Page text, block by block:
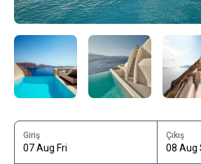
Giriş
07 Aug Fri
Çıkış
08 Aug